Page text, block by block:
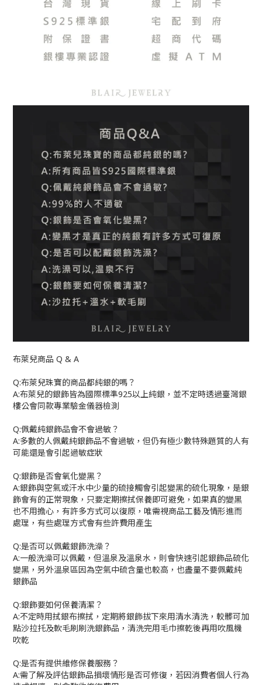
布萊兒商品 Q & A
Q:布萊兒珠寶的商品都純銀的嗎？
A:布萊兒的銀飾皆為國際標準925以上純銀，並不定時透過臺灣銀
樓公會同款專業驗金儀器檢測
Q:佩戴純銀飾品會不會過敏？
A:多數的人佩戴純銀飾品不會過敏，但仍有極少數特殊題質的人有
可能還是會引起過敏症狀
Q:銀飾是否會氧化變黑？
A:銀飾與空氣或汗水中少量的硫接觸會引起變黑的硫化現象，是銀
飾會有的正常現象，只要定期擦拭保養即可避免，如果真的變黑
也不用擔心，有許多方式可以復原，唯需視商品工藝及情形進而
處理，有些處理方式會有些許費用產生
Q:是否可以佩戴銀飾洗澡？
A:一般洗澡可以佩戴，但溫泉及溫泉水，則會快速引起銀飾品硫化
變黑，另外溫泉區因為空氣中硫含量也較高，也盡量不要佩戴純
銀飾品
Q:銀飾要如何保養清潔？
A:不定時用拭銀布擦拭，定期將銀飾拔下來用清水清洗，較髒可加
點沙拉托及軟毛刷刷洗銀飾品，清洗完用毛巾擦乾後再用吹風機
吹乾
Q:是否有提供維修保養服務？
A:需了解及評估銀飾品損壞情形是否可修復，若因消費者個人行為